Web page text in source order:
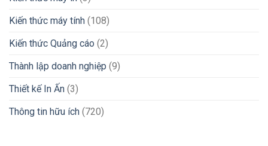
Kiến thức máy tính (108)
Kiến thức Quảng cáo (2)
Thành lập doanh nghiệp (9)
Thiết kế In Ấn (3)
Thông tin hữu ích (720)